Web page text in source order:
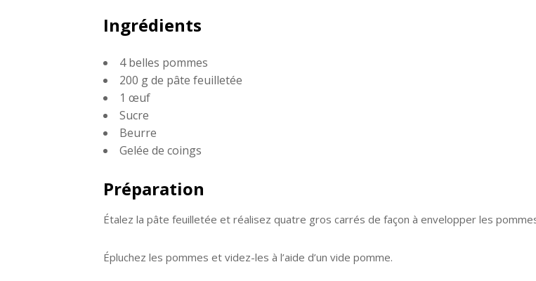
Ingrédients
4 belles pommes
200 g de pâte feuilletée
1 œuf
Sucre
Beurre
Gelée de coings
Préparation
Étalez la pâte feuilletée et réalisez quatre gros carrés de façon à envelopper les
Épluchez les pommes et videz-les à l’aide d’un vide pomme.